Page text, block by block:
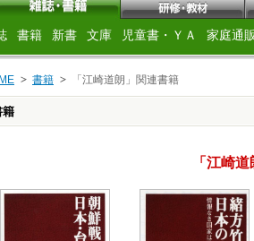
書籍 新書 文庫 児童書・ＹＡ 家庭通販
書籍 「江崎道朗」関連書籍
籍
「江崎